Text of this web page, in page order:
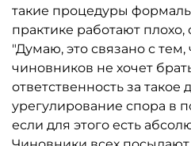
такие процедуры
практике работают плохо,
"Думаю, это связано с тем,
чиновников не хочет
ответственность за такое
урегулирование спора в
если для этого есть